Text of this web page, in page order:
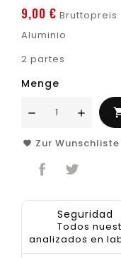
9,00 € Bruttopreis
Aluminio
2 partes
Menge
Zur
Seguridad
Todos
analizados en